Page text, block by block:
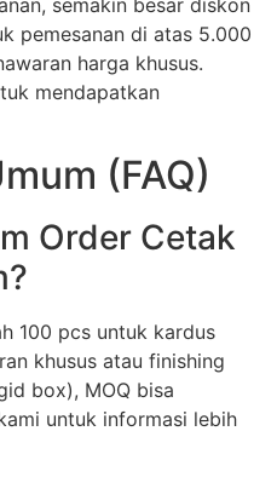
semakin besar diskon
pemesanan di atas 5.000
harga khusus.
mendapatkan
(FAQ)
Order Cetak
100 pcs untuk kardus
khusus atau finishing
box), MOQ bisa
untuk informasi lebih